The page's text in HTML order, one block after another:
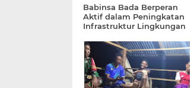
Babinsa Bada Berperan
Aktif dalam Peningkatan
Infrastruktur Lingkungan